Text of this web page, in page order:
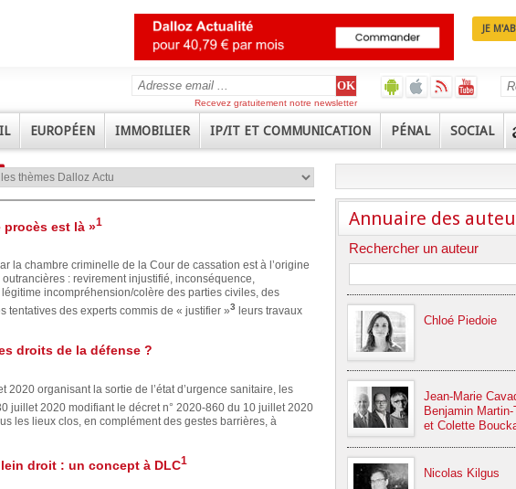
JE
Recevez gratuitement notre newsletter
EUROPÉEN IMMOBILIER IP/IT ET COMMUNICATION PÉNAL SOCIAL
procès est là »1
la chambre criminelle de la Cour de cassation est à l’origine
: revirement injustifié, inconséquence,
incompréhension/colère des parties civiles, des
tentatives des experts commis de « justifier »3
leurs travaux
droits de la défense ?
organisant la sortie de l’état d’urgence sanitaire, les
juillet 2020 modifiant le décret n° 2020-860 du 10 juillet 2020
les lieux clos, en complément des gestes barrières, à
droit : un concept à DLC1
Annuaire des
Rechercher un auteur
Chloé Piedoie
Jean-Marie
Benjamin
et Colette
Nicolas Kilgus